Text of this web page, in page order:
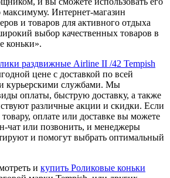
Интернет-магазин
и товаров для активного отдыха
выбор качественных товаров в
коньки».
раздвижные Airline II /42 Tempish
цене с доставкой по всей
курьерскими службами. Мы
оплаты, быструю доставку, а также
различные акции и скидки. Если
оплате или доставке вы можете
чат или позвонить, и менеджеры
и помогут выбрать оптимальный
и купить Роликовые коньки